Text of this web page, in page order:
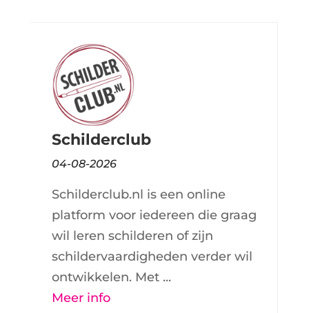
Schilderclub
04-08-2026
Schilderclub.nl is een online
platform voor iedereen die graag
wil leren schilderen of zijn
schildervaardigheden verder wil
ontwikkelen. Met ...
Meer info